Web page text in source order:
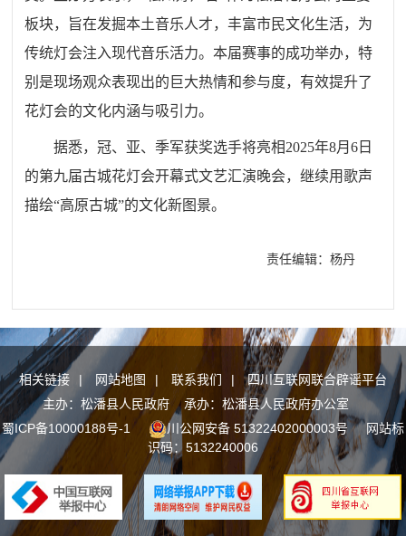
板块，旨在发掘本土音乐人才，丰富市民文化生活，为
传统灯会注入现代音乐活力。本届赛事的成功举办，特
别是现场观众表现出的巨大热情和参与度，有效提升了
花灯会的文化内涵与吸引力。
据悉，冠、亚、季军获奖选手将亮相2025年8月6日
的第九届古城花灯会开幕式文艺汇演晚会，继续用歌声
描绘“高原古城”的文化新图景。
责任编辑：杨丹
相关链接 | 网站地图 | 联系我们 |
四川互联网联合辟谣平台
主办：松潘县人民政府 承办：松潘县人民政府办公室
蜀ICP备10000188号-1
川公网安备 51322402000003号 网站标
识码：5132240006